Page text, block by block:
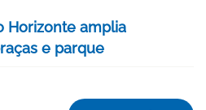
Horizonte amplia
e parque